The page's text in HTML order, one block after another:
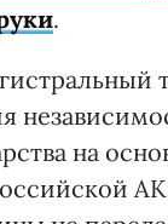
.
на